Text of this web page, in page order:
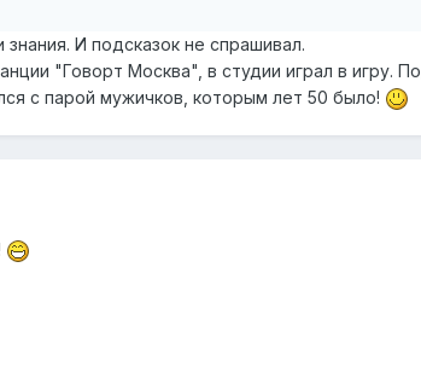
И подсказок не спрашивал.
"Говорт Москва", в студии играл в игру.
с парой мужичков, которым лет 50 было!